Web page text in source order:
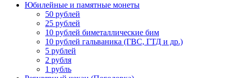
Юбилейные и памятные монеты
50 рублей
25 рублей
10 рублей биметаллические бим
10 рублей гальваника (ГВС, ГТД и др.)
5 рублей
2 рубля
1 рубль